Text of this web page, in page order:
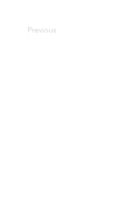
Previous